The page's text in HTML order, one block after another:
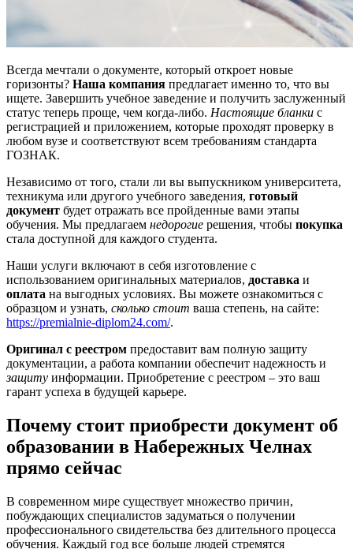
Всегда мечтали о документе, который откроет новые
горизонты? Наша компания предлагает именно то, что вы
ищете. Завершить учебное заведение и получить заслуженный
статус теперь проще, чем когда-либо. Настоящие бланки с
регистрацией и приложением, которые проходят проверку в
любом вузе и соответствуют всем требованиям стандарта
ГОЗНАК.
Независимо от того, стали ли вы выпускником университета,
техникума или другого учебного заведения, готовый
документ будет отражать все пройденные вами этапы
обучения. Мы предлагаем недорогие решения, чтобы покупка
стала доступной для каждого студента.
Наши услуги включают в себя изготовление с
использованием оригинальных материалов, доставка и
оплата на выгодных условиях. Вы можете ознакомиться с
образцом и узнать, сколько стоит ваша степень, на сайте:
https://premialnie-diplom24.com/.
Оригинал с реестром предоставит вам полную защиту
документации, а работа компании обеспечит надежность и
защиту информации. Приобретение с реестром – это ваш
гарант успеха в будущей карьере.
Почему стоит приобрести документ об
образовании в Набережных Челнах
прямо сейчас
В современном мире существует множество причин,
побуждающих специалистов задуматься о получении
профессионального свидетельства без длительного процесса
обучения. Каждый год все больше людей стремятся